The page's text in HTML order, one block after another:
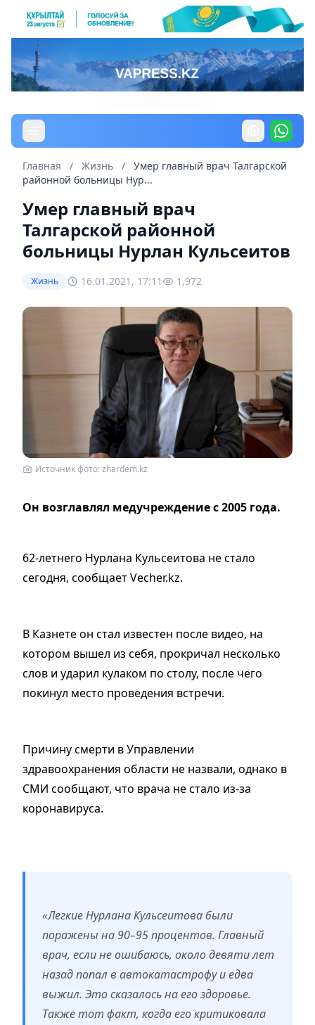
Главная / Жизнь /
Умер главный врач Талгарской
районной больницы Нур...
Умер главный врач
Талгарской районной
больницы Нурлан Кульсеитов
Жизнь 16.01.2021, 17:11 1,972
Источник фото: zhardem.kz
Он возглавлял медучреждение с 2005 года.
62-летнего Нурлана Кульсеитова не стало
сегодня, сообщает Vecher.kz.
В Казнете он стал известен после видео, на
котором вышел из себя, прокричал несколько
слов и ударил кулаком по столу, после чего
покинул место проведения встречи.
Причину смерти в Управлении
здравоохранения области не назвали, однако в
СМИ сообщают, что врача не стало из-за
коронавируса.
«Легкие Нурлана Кульсеитова были
поражены на 90–95 процентов. Главный
врач, если не ошибаюсь, около девяти лет
назад попал в автокатастрофу и едва
выжил. Это сказалось на его здоровье.
Также тот факт, когда его критиковала